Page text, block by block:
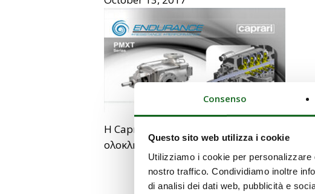
Consenso
Questo sito web utilizza i cookie
Utilizziamo i cookie per
nostro traffico. Condividiamo inoltre
di analisi dei dati web, pubblicità e
H Caprari προτείνει τη νέα γκάμα
ολοκλήρου κατασκευασμένες από